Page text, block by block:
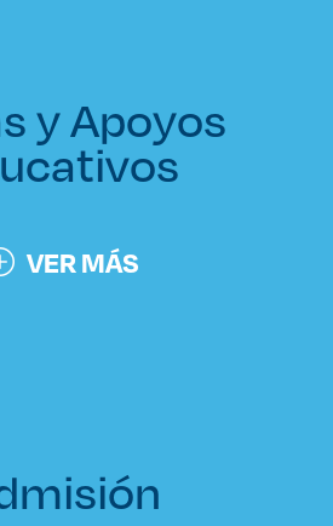
y Apoyos
VER MÁS